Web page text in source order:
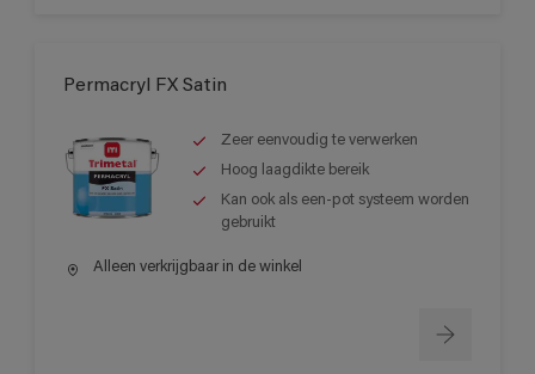
Permacryl FX Satin
Zeer eenvoudig te verwerken
Hoog laagdikte bereik
Kan ook als een-pot systeem worden
gebruikt
Alleen verkrijgbaar in de winkel